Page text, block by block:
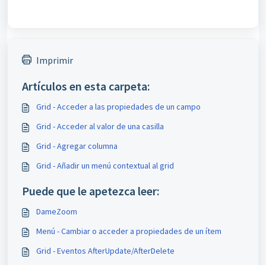
Imprimir
Artículos en esta carpeta:
Grid - Acceder a las propiedades de un campo
Grid - Acceder al valor de una casilla
Grid - Agregar columna
Grid - Añadir un menú contextual al grid
Puede que le apetezca leer:
DameZoom
Menú - Cambiar o acceder a propiedades de un ítem
Grid - Eventos AfterUpdate/AfterDelete